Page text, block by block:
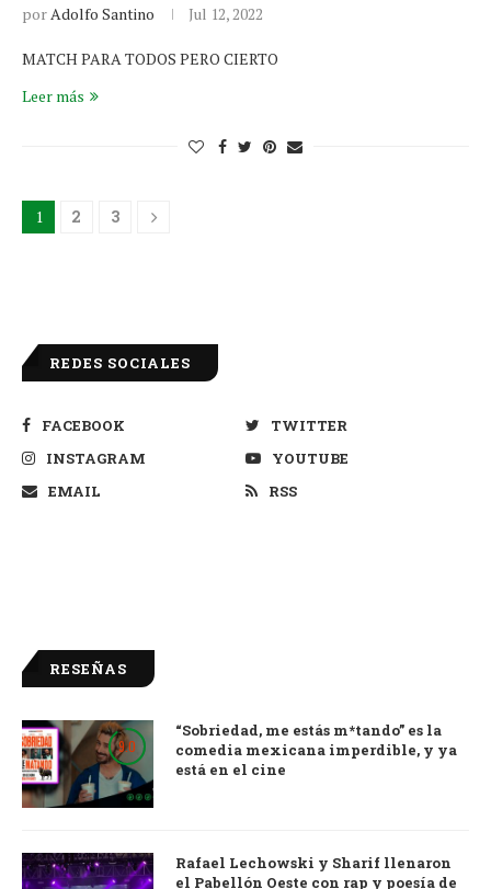
porAdolfo Santino Jul 12, 2022
MATCH PARA TODOS PERO CIERTO
Leer más
1 2 3
REDES SOCIALES
FACEBOOK
TWITTER
INSTAGRAM
YOUTUBE
EMAIL
RSS
RESEÑAS
9.0
“Sobriedad, me estás m*tando” es la
comedia mexicana imperdible, y ya
está en el cine
Rafael Lechowski y Sharif llenaron
el Pabellón Oeste con rap y poesía de